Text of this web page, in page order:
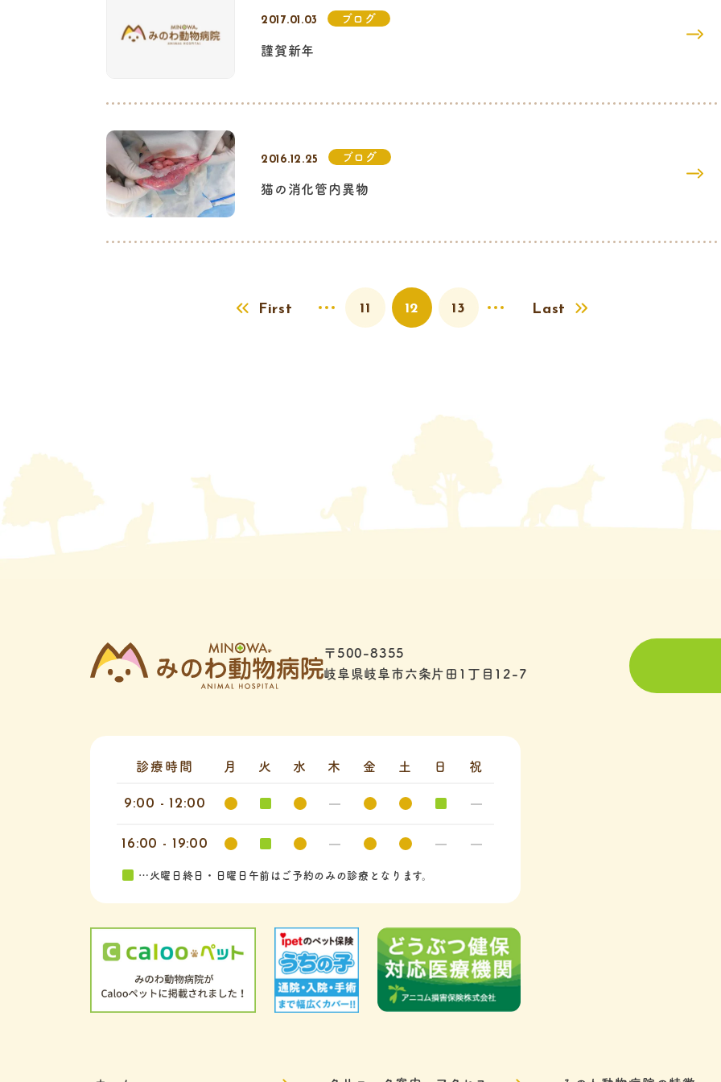
2017.01.03 ブログ
謹賀新年
2016.12.25 ブログ
猫の消化管内異物
First 11 12 13 Last
〒500-8355
岐阜県岐阜市六条片田1丁目12-7
診療時間 月 火 水 木 金 土 日 祝
9:00 - 12:00
16:00 - 19:00
…火曜日終日・日曜日午前はご予約のみの診療となります。